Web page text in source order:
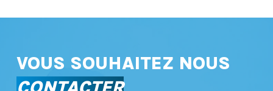
VOUS SOUHAITEZ NOUS